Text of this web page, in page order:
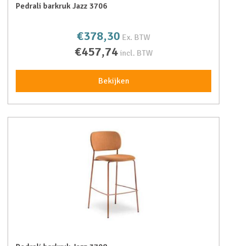
Pedrali barkruk Jazz 3706
€378,30 Ex. BTW
€457,74 incl. BTW
Bekijken